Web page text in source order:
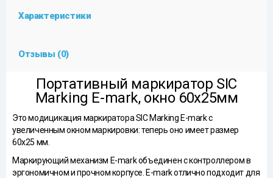
Характеристики
Отзывы (0)
Портативный маркиратор SIC
Marking E-mark, окно 60x25мм
Это модицикация маркиратора SIC Marking E-mark с
увеличенным окном маркировки: теперь оно имеет размер
60x25 мм.
Маркирующий механизм E-mark объединен с контроллером в
эргономичном и прочном корпусе. E-mark отлично подходит для